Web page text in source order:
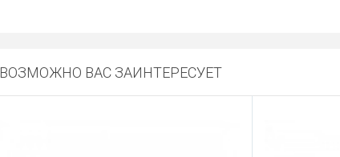
ВОЗМОЖНО ВАС ЗАИНТЕРЕСУЕТ